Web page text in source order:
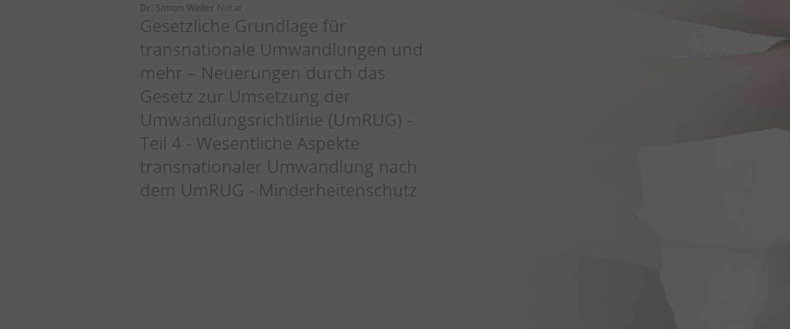
Dr. Simon Weiler Notar
Gesetzliche Grundlage für
transnationale Umwandlungen und
mehr – Neuerungen durch das
Gesetz zur Umsetzung der
Umwandlungsrichtlinie (UmRUG) -
Teil 4 - Wesentliche Aspekte
transnationaler Umwandlung nach
dem UmRUG - Minderheitenschutz